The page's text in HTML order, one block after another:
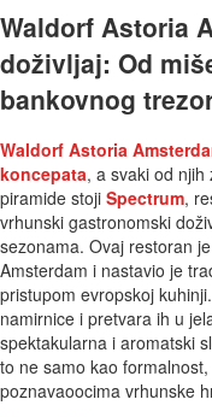
Waldorf Astoria
doživljaj: Od
bankovnog
Waldorf Astoria
koncepata, a svaki od
piramide stoji Spectrum,
vrhunski gastronomski
sezonama. Ovaj restoran
Amsterdam i nastavio je
pristupom evropskoj
namirnice i pretvara ih u
spektakularna i aromatski
to ne samo kao
poznavaoocima vrhunske